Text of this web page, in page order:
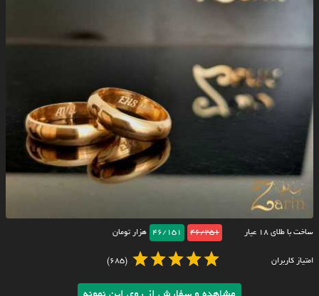
ساخت با طلای ۱۸ عیار 46/251
46/151 هزار تومان
امتیاز کاربران (685)